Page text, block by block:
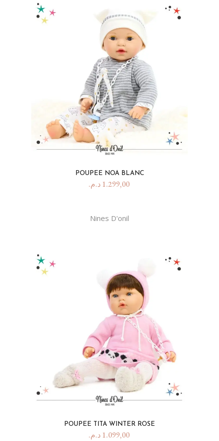
POUPEE NOA BLANC
1.299,00 د.م.
Nines D'onil
POUPEE TITA WINTER ROSE
1.099,00 د.م.